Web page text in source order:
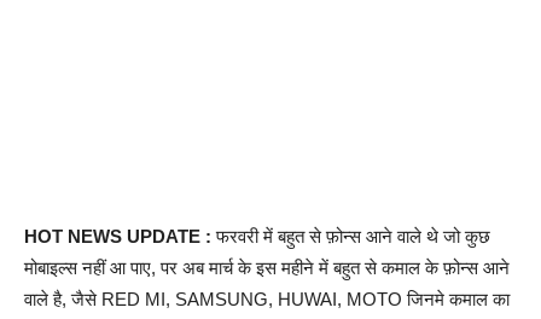
HOT NEWS UPDATE :फरवरी में बहुत से फ़ोन्स आने वाले थे जो कुछ
मोबाइल्स नहीं आ पाए, पर अब मार्च के इस महीने में बहुत से कमाल के फ़ोन्स आने
वाले है, जैसे RED MI, SAMSUNG, HUWAI, MOTO जिनमे कमाल का